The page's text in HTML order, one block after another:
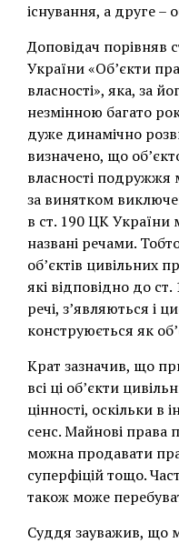
існування, а друге –
Доповідач порівняв
України «Об’єкти
власності», яка, за
незмінною багато
дуже динамічно
визначено, що
власності
за винятком
в ст. 190 ЦК України
названі речами.
об’єктів цивільних
які відповідно до
речі, з’являються і
конструюється як
Крат зазначив, що
всі ці об’єкти
цінності, оскільки в
сенс. Майнові права
можна продавати
суперфіцій тощо.
також може
Суддя зауважив, що